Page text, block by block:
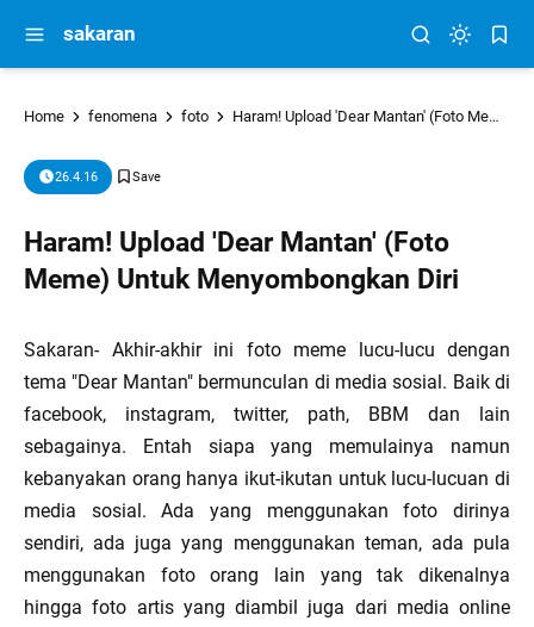
sakaran
Home fenomena foto Haram! Upload 'Dear Mantan' (Foto Meme) Untuk Menyombongkan Diri
26.4.16
Haram! Upload 'Dear Mantan' (Foto
Meme) Untuk Menyombongkan Diri
Sakaran- Akhir-akhir ini foto meme lucu-lucu dengan
tema "Dear Mantan" bermunculan di media sosial. Baik di
facebook, instagram, twitter, path, BBM dan lain
sebagainya. Entah siapa yang memulainya namun
kebanyakan orang hanya ikut-ikutan untuk lucu-lucuan di
media sosial. Ada yang menggunakan foto dirinya
sendiri, ada juga yang menggunakan teman, ada pula
menggunakan foto orang lain yang tak dikenalnya
hingga foto artis yang diambil juga dari media online